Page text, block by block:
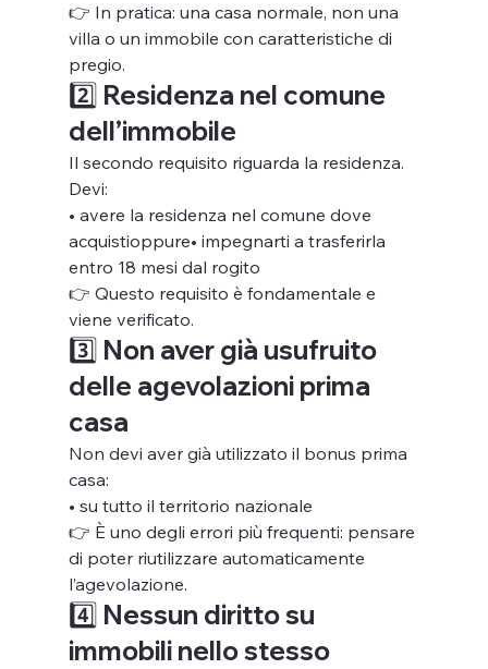
👉 In pratica: una casa normale, non una
villa o un immobile con caratteristiche di
pregio.
2️⃣ Residenza nel comune
dell’immobile
Il secondo requisito riguarda la residenza.
Devi:
• avere la residenza nel comune dove
acquistioppure• impegnarti a trasferirla
entro 18 mesi dal rogito
👉 Questo requisito è fondamentale e
viene verificato.
3️⃣ Non aver già usufruito
delle agevolazioni prima
casa
Non devi aver già utilizzato il bonus prima
casa:
• su tutto il territorio nazionale
👉 È uno degli errori più frequenti: pensare
di poter riutilizzare automaticamente
l’agevolazione.
4️⃣ Nessun diritto su
immobili nello stesso